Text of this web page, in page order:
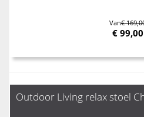
Van€
€ 99,00
Outdoor Living relax stoel